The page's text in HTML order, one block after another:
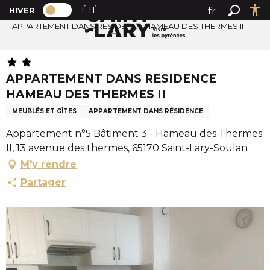
A
l
r
a
u
c
n
t
e
n
r
i
n
PAGE D’ACCUEIL ACTUELLE HIVER : PASSER EN MODE
HIVER PAGE D’ACCUEIL ACTUELLE HIVER :
ÉTÉ
fr
Accueil
APPARTEMENT DANS RESIDENCE HAMEAU DES THERMES II
APPARTEMENT DANS RESIDENCE
HAMEAU DES THERMES II
MEUBLÉS ET GÎTES APPARTEMENT DANS RÉSIDENCE
Appartement n°5 Bâtiment 3 - Hameau des Thermes
II, 13 avenue des thermes, 65170 Saint-Lary-Soulan
M'y rendre
Partager